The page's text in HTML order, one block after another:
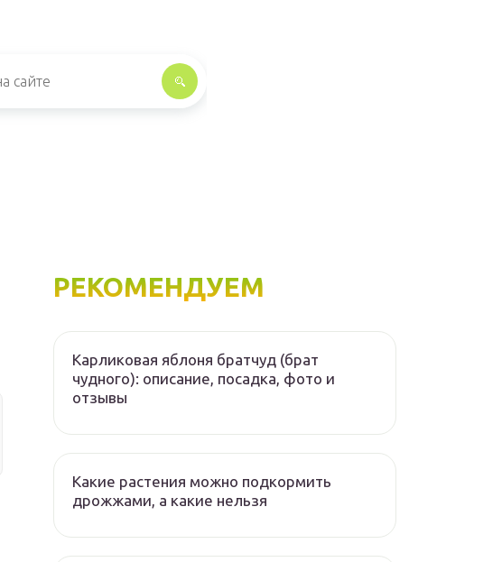
РЕКОМЕНДУЕМ
Карликовая яблоня братчуд (брат
чудного): описание, посадка, фото и
отзывы
Какие растения можно подкормить
дрожжами, а какие нельзя